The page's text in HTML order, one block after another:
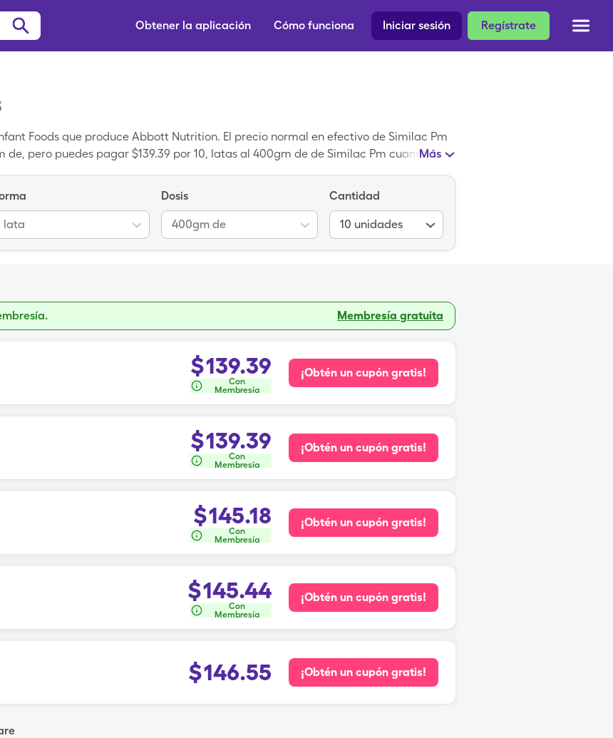
Regístrate
Iniciar sesión
Cómo funciona
Obtener la aplicación
Foods que produce Abbott Nutrition. El precio normal en efectivo de Similac Pm
de, pero puedes pagar $139.39 por 10, latas al 400gm de de Similac Pm cuando usas
Más
lata
Dosis
400gm de
Cantidad
10 unidades
Membresía gratuita
$139.39
Con
Membresía
¡Obtén un cupón gratis!
$139.39
Con
Membresía
¡Obtén un cupón gratis!
$145.18
Con
Membresía
¡Obtén un cupón gratis!
$145.44
Con
Membresía
¡Obtén un cupón gratis!
$146.55 ¡Obtén un cupón gratis!